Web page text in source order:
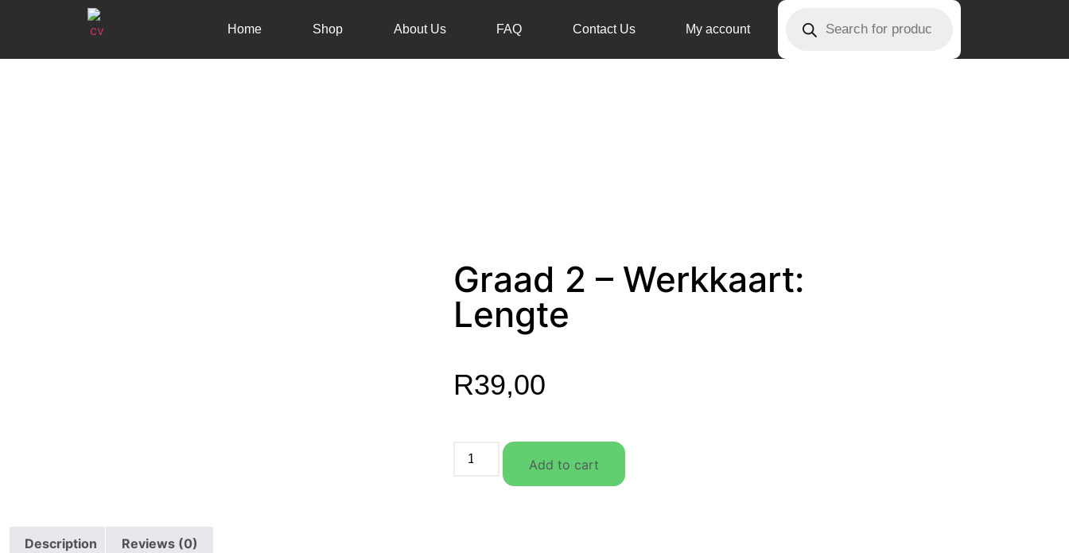
Home Shop About Us FAQ Contact Us My account
Graad 2 – Werkkaart:
Lengte
R39,00
Add to cart
Description Reviews (0)